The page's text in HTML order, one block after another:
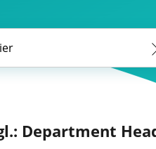
Department